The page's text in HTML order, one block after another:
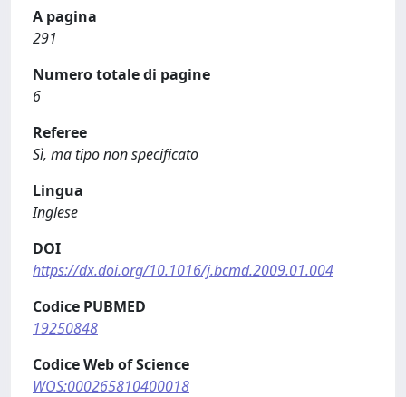
A pagina
291
Numero totale di pagine
6
Referee
Sì, ma tipo non specificato
Lingua
Inglese
DOI
https://dx.doi.org/10.1016/j.bcmd.2009.01.004
Codice PUBMED
19250848
Codice Web of Science
WOS:000265810400018